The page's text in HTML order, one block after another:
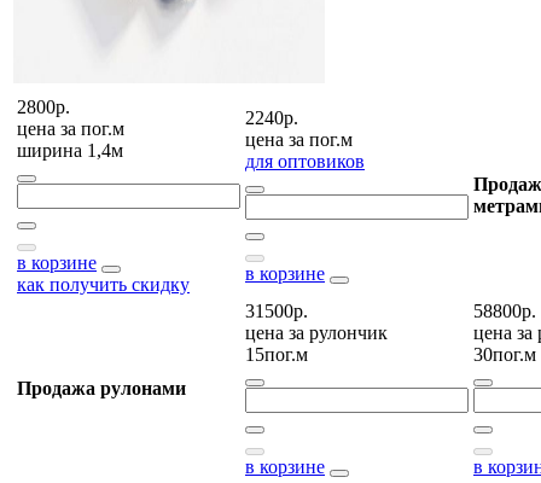
2800р.
цена за пог.м
ширина 1,4м
в корзине
как получить скидку
2240р.
цена за пог.м
для оптовиков
в корзине
Продажа рулонами
31500р.
цена за рулончик
15пог.м
в корзине
58800р.
цена за
30пог.м
в